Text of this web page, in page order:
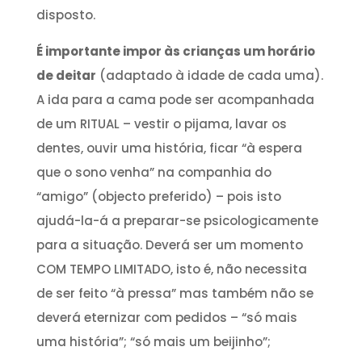
disposto.
É importante impor às crianças um horário
de deitar (adaptado à idade de cada uma).
A ida para a cama pode ser acompanhada
de um RITUAL – vestir o pijama, lavar os
dentes, ouvir uma história, ficar “à espera
que o sono venha” na companhia do
“amigo” (objecto preferido) – pois isto
ajudá-la-á a preparar-se psicologicamente
para a situação. Deverá ser um momento
COM TEMPO LIMITADO, isto é, não necessita
de ser feito “à pressa” mas também não se
deverá eternizar com pedidos – “só mais
uma história”; “só mais um beijinho”;